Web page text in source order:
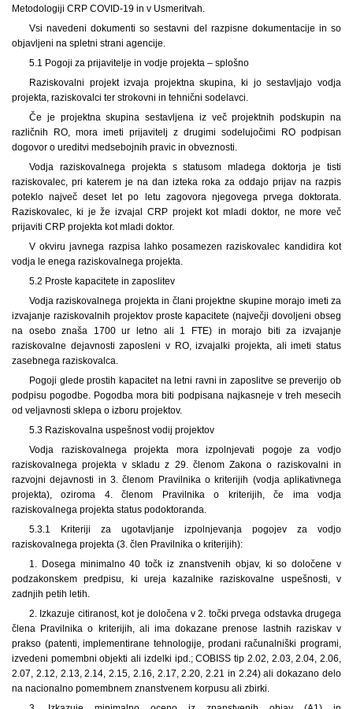
Metodologiji CRP COVID-19 in v Usmeritvah.
Vsi navedeni dokumenti so sestavni del razpisne dokumentacije in so
objavljeni na spletni strani agencije.
5.1 Pogoji za prijavitelje in vodje projekta – splošno
Raziskovalni projekt izvaja projektna skupina, ki jo sestavljajo vodja
projekta, raziskovalci ter strokovni in tehnični sodelavci.
Če je projektna skupina sestavljena iz več projektnih podskupin na
različnih RO, mora imeti prijavitelj z drugimi sodelujočimi RO podpisan
dogovor o ureditvi medsebojnih pravic in obveznosti.
Vodja raziskovalnega projekta s statusom mladega doktorja je tisti
raziskovalec, pri katerem je na dan izteka roka za oddajo prijav na razpis
poteklo največ deset let po letu zagovora njegovega prvega doktorata.
Raziskovalec, ki je že izvajal CRP projekt kot mladi doktor, ne more več
prijaviti CRP projekta kot mladi doktor.
V okviru javnega razpisa lahko posamezen raziskovalec kandidira kot
vodja le enega raziskovalnega projekta.
5.2 Proste kapacitete in zaposlitev
Vodja raziskovalnega projekta in člani projektne skupine morajo imeti za
izvajanje raziskovalnih projektov proste kapacitete (največji dovoljeni obseg
na osebo znaša 1700 ur letno ali 1 FTE) in morajo biti za izvajanje
raziskovalne dejavnosti zaposleni v RO, izvajalki projekta, ali imeti status
zasebnega raziskovalca.
Pogoji glede prostih kapacitet na letni ravni in zaposlitve se preverijo ob
podpisu pogodbe. Pogodba mora biti podpisana najkasneje v treh mesecih
od veljavnosti sklepa o izboru projektov.
5.3 Raziskovalna uspešnost vodij projektov
Vodja raziskovalnega projekta mora izpolnjevati pogoje za vodjo
raziskovalnega projekta v skladu z 29. členom Zakona o raziskovalni in
razvojni dejavnosti in 3. členom Pravilnika o kriterijih (vodja aplikativnega
projekta), oziroma 4. členom Pravilnika o kriterijih, če ima vodja
raziskovalnega projekta status podoktoranda.
5.3.1 Kriteriji za ugotavljanje izpolnjevanja pogojev za vodjo
raziskovalnega projekta (3. člen Pravilnika o kriterijih):
1. Dosega minimalno 40 točk iz znanstvenih objav, ki so določene v
podzakonskem predpisu, ki ureja kazalnike raziskovalne uspešnosti, v
zadnjih petih letih.
2. Izkazuje citiranost, kot je določena v 2. točki prvega odstavka drugega
člena Pravilnika o kriterijih, ali ima dokazane prenose lastnih raziskav v
prakso (patenti, implementirane tehnologije, prodani računalniški programi,
izvedeni pomembni objekti ali izdelki ipd.; COBISS tip 2.02, 2.03, 2.04, 2.06,
2.07, 2.12, 2.13, 2.14, 2.15, 2.16, 2.17, 2.20, 2.21 in 2.24) ali dokazano delo
na nacionalno pomembnem znanstvenem korpusu ali zbirki.